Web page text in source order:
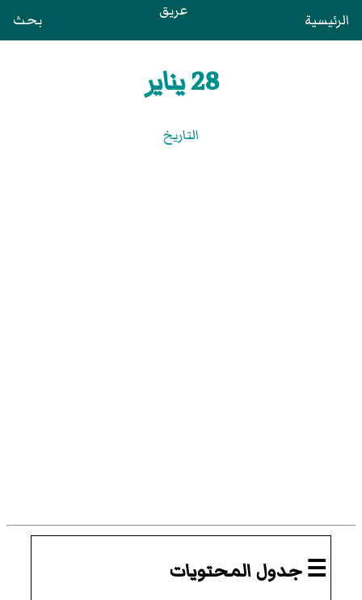
الرئيسية عريق بحث
28 يناير
التاريخ
☰ جدول المحتويات